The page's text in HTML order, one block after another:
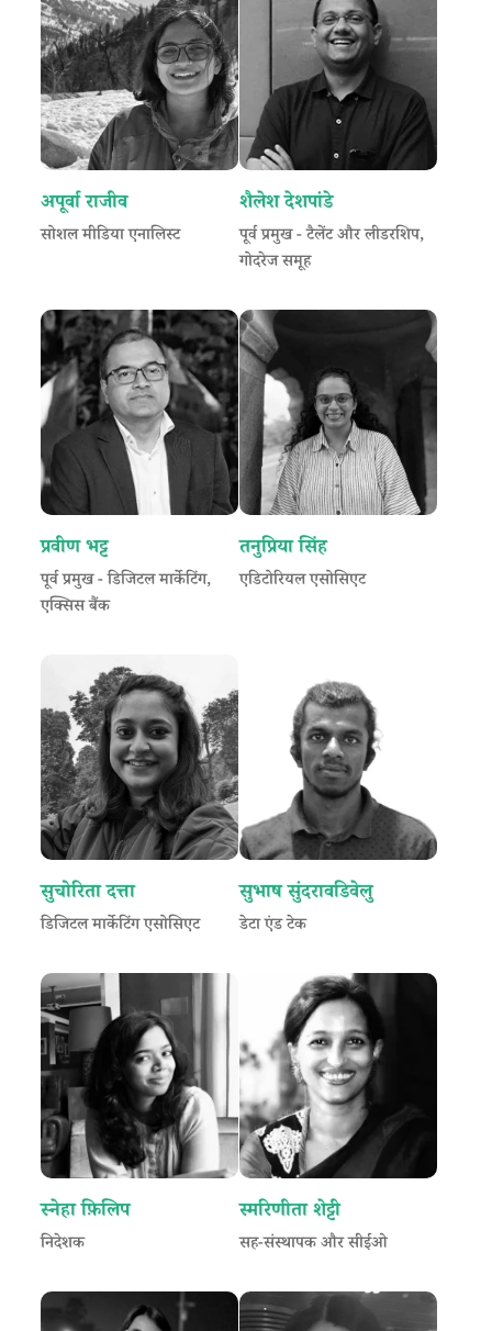
अपूर्वा राजीव
सोशल मीडिया एनालिस्ट
शैलेश देशपांडे
पूर्व प्रमुख - टैलेंट और लीडरशिप,
गोदरेज समूह
प्रवीण भट्ट
पूर्व प्रमुख - डिजिटल मार्केटिंग,
एक्सिस बैंक
तनुप्रिया सिंह
एडिटोरियल एसोसिएट
सुचोरिता दत्ता
डिजिटल मार्केटिंग एसोसिएट
सुभाष सुंदरावडिवेलु
डेटा एंड टेक
स्नेहा फ़िलिप
निदेशक
स्मरिणीता शेट्टी
सह-संस्थापक और सीईओ